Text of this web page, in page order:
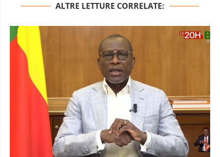
ALTRE LETTURE CORRELATE: